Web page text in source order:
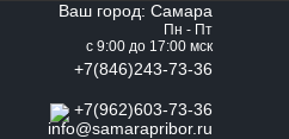
Ваш город: Самара
Пн - Пт
с 9:00 до 17:00 мск
+7(846)243-73-36
+7(962)603-73-36
info@samarapribor.ru